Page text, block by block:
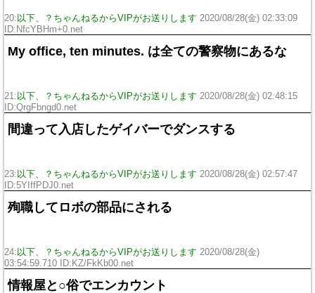
20: 以下、？ちゃんねるからVIPがお送りします 2020/08/28(金) 02:33:09
ID:NfcYBHm+0.net
My office, ten minutes. は全ての警察物にあるな
21: 以下、？ちゃんねるからVIPがお送りします 2020/08/28(金) 02:48:15
ID:QrgFbngd0.net
間違って入店したゲイバーでダンスする
23: 以下、？ちゃんねるからVIPがお送りします 2020/08/28(金) 02:57:47
ID:5YIffPDJ0.net
殉職してロボの部品にされる
24: 以下、？ちゃんねるからVIPがお送りします 2020/08/28(金)
03:54:59.710 ID:KZ/FkKb00.net
情報屋と○俗でエンカウント